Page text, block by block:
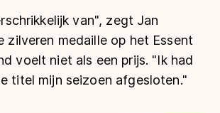
van", zegt Jan
zilveren medaille op het Essent
voelt niet als een prijs. "Ik had
titel mijn seizoen afgesloten."